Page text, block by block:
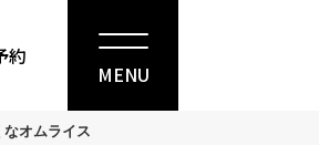
約
MENU
オムライス